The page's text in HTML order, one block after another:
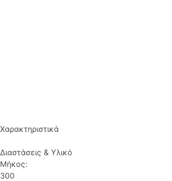
Χαρακτηριστικά
Διαστάσεις & Υλικό
Μήκος:
300